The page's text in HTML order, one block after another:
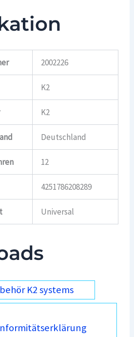
2002226
K2
K2
Deutschland
12
4251786208289
Universal
K2 systems